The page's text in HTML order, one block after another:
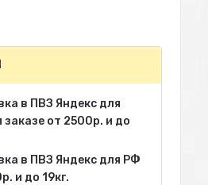
в ПВЗ Яндекс для
заказе от 2500р. и до
в ПВЗ Яндекс для РФ
и до 19кг.